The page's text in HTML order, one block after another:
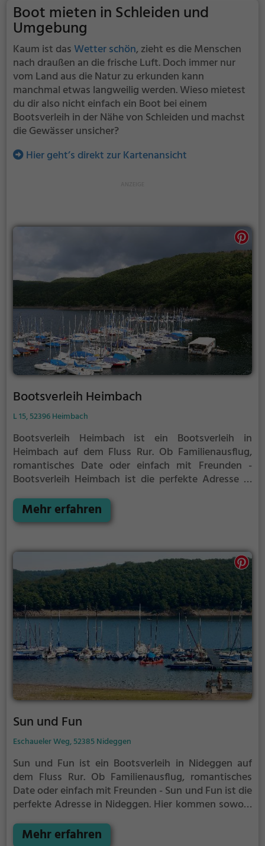
Boot mieten in Schleiden und
Umgebung
Kaum ist dasWetter schön, zieht es die Menschen
nach draußen an die frische Luft. Doch immer nur
vom Land aus die Natur zu erkunden kann
manchmal etwas langweilig werden. Wieso mietest
du dir also nicht einfach ein Boot bei einem
Bootsverleih in der Nähe von Schleiden und machst
die Gewässer unsicher?
Hier geht’s direkt zur Kartenansicht
Bootsverleih Heimbach
L 15, 52396 Heimbach
Bootsverleih Heimbach ist ein Bootsverleih in
Heimbach auf dem Fluss Rur. Ob Familienausflug,
romantisches Date oder einfach mit Freunden -
Bootsverleih Heimbach ist die perfekte Adresse in
auch Sportbegeisterte und echte Wasserratten auf
ihre Kosten.
Mehr erfahren
Sun und Fun
Eschaueler Weg, 52385 Nideggen
Sun und Fun ist ein Bootsverleih in Nideggen auf
dem Fluss Rur. Ob Familienausflug, romantisches
Date oder einfach mit Freunden - Sun und Fun ist die
perfekte Adresse in Nideggen. Hier kommen sowohl
Wasserratten auf ihre Kosten.
Mehr erfahren